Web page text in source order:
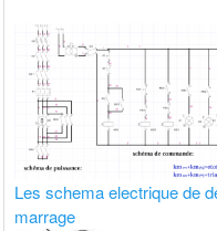
Les schema electrique de
marrage